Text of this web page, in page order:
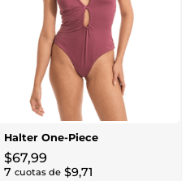
Halter One-Piece
$67,99
7 cuotas de $9,71